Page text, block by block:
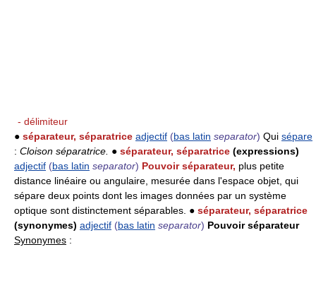
- délimiteur
● séparateur, séparatrice adjectif (bas latin separator) Qui sépare
: Cloison séparatrice. ● séparateur, séparatrice (expressions)
adjectif (bas latin separator) Pouvoir séparateur, plus petite
distance linéaire ou angulaire, mesurée dans l'espace objet, qui
sépare deux points dont les images données par un système
optique sont distinctement séparables. ● séparateur, séparatrice
(synonymes) adjectif (bas latin separator) Pouvoir séparateur
Synonymes :